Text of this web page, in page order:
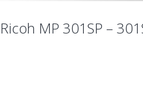
Ricoh MP 301SP –